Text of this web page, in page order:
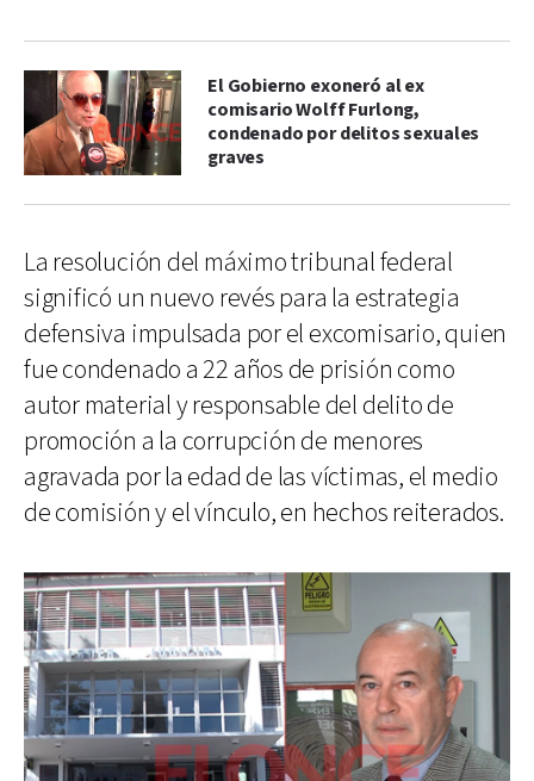
El Gobierno exoneró al ex
comisario Wolff Furlong,
condenado por delitos sexuales
graves
La resolución del máximo tribunal federal
significó un nuevo revés para la estrategia
defensiva impulsada por el excomisario, quien
fue condenado a 22 años de prisión como
autor material y responsable del delito de
promoción a la corrupción de menores
agravada por la edad de las víctimas, el medio
de comisión y el vínculo, en hechos reiterados.